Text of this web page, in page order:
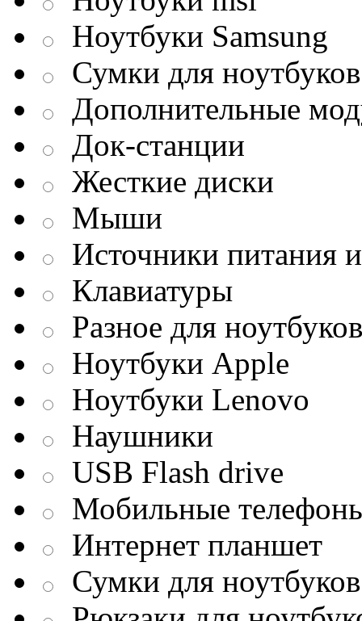
Ноутбуки Samsung
Сумки для ноутбуков
Дополнительные
Док-станции
Жесткие диски
Мыши
Источники питания
Клавиатуры
Разное для ноутбуков
Ноутбуки Apple
Ноутбуки Lenovo
Наушники
USB Flash drive
Мобильные
Интернет планшет
Сумки для